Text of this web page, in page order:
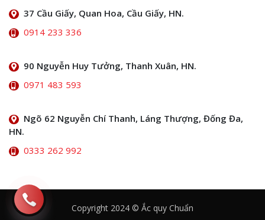
37 Cầu Giấy, Quan Hoa, Cầu Giấy, HN.
0914 233 336
90 Nguyễn Huy Tưởng, Thanh Xuân, HN.
0971 483 593
Ngõ 62 Nguyễn Chí Thanh, Láng Thượng, Đống Đa,
HN.
0333 262 992
Copyright 2024 © Ắc quy Chuẩn